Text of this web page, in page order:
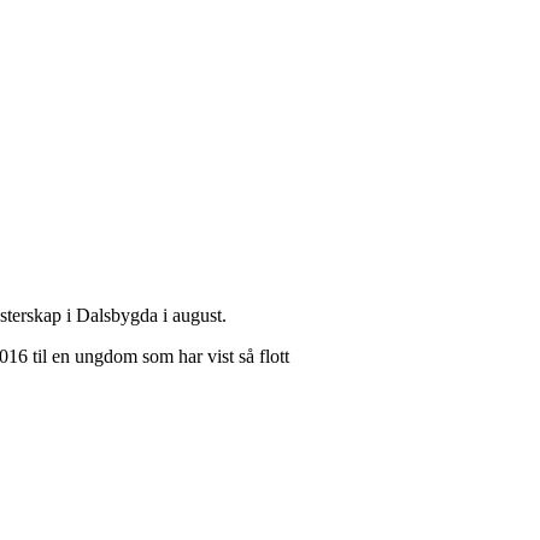
i Dalsbygda i august.
til en ungdom som har vist så flott